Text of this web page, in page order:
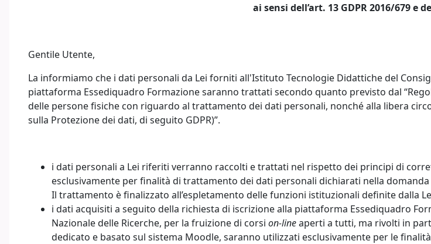
ai sensi dell’art. 13 GDPR 2016/679 e
Gentile Utente,
La informiamo che i dati personali da Lei forniti all'Istituto Tecnologie Didattiche del
piattaforma Essediquadro Formazione saranno trattati secondo quanto previsto dal
delle persone fisiche con riguardo al trattamento dei dati personali, nonché alla libera
sulla Protezione dei dati, di seguito GDPR)”.
i dati personali a Lei riferiti verranno raccolti e trattati nel rispetto dei principi di
esclusivamente per finalità di trattamento dei dati personali dichiarati nella
Il trattamento è finalizzato all’espletamento delle funzioni istituzionali definite dalla
i dati acquisiti a seguito della richiesta di iscrizione alla piattaforma Essediquadro
Nazionale delle Ricerche, per la fruizione di corsi on-lineaperti a tutti, ma rivolti in
dedicato e basato sul sistema Moodle, saranno utilizzati esclusivamente per le